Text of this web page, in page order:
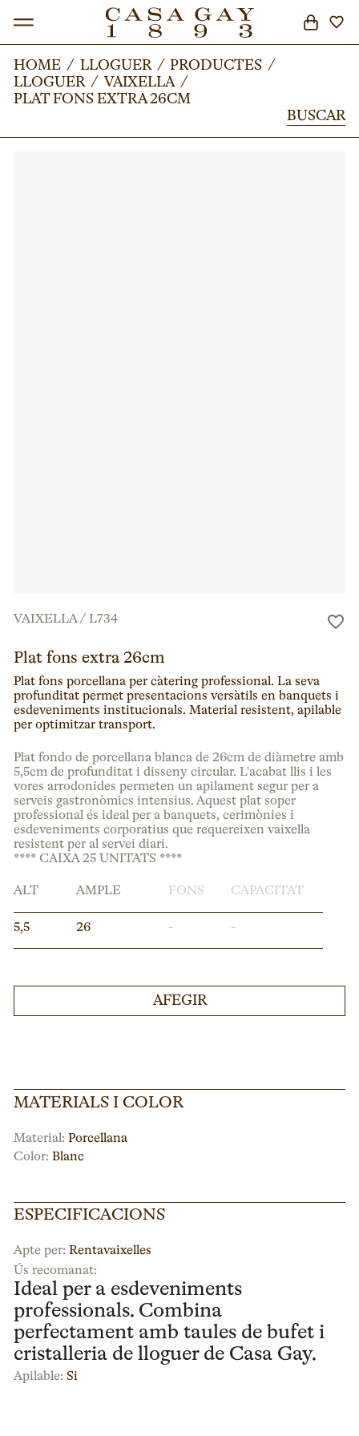
BUSCAR
HOME / LLOGUER / PRODUCTES /
LLOGUER / VAIXELLA /
PLAT FONS EXTRA 26CM
BUSCAR
HOME / LLOGUER / PRODUCTES /
LLOGUER / VAIXELLA /
PLAT FONS EXTRA 26CM
BUSCAR
VAIXELLA/L734
Plat fons extra 26cm
Plat fons porcellana per càtering professional. La seva
profunditat permet presentacions versàtils en banquets i
esdeveniments institucionals. Material resistent, apilable
per optimitzar transport.
Plat fondo de porcellana blanca de 26cm de diàmetre amb
5,5cm de profunditat i disseny circular. L'acabat llis i les
vores arrodonides permeten un apilament segur per a
serveis gastronòmics intensius. Aquest plat soper
professional és ideal per a banquets, cerimònies i
esdeveniments corporatius que requereixen vaixella
resistent per al servei diari.
**** CAIXA 25 UNITATS ****
ALT AMPLE FONS CAPACITAT
5,5 26 - -
AFEGIR
MATERIALS I COLOR
Material: Porcellana
Color: Blanc
ESPECIFICACIONS
Apte per: Rentavaixelles
Ús recomanat:
Ideal per a esdeveniments
professionals. Combina
perfectament amb taules de bufet i
cristalleria de lloguer de Casa Gay.
Apilable: Si